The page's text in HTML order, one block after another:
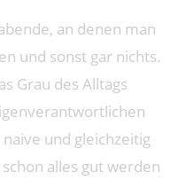
an denen man
und sonst gar nichts.
Grau des Alltags
und gleichzeitig
alles gut werden